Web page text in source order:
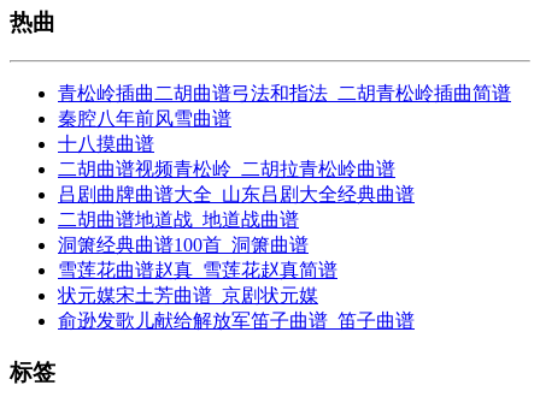
热曲
青松岭插曲二胡曲谱弓法和指法_二胡青松岭插曲简谱
秦腔八年前风雪曲谱
十八摸曲谱
二胡曲谱视频青松岭_二胡拉青松岭曲谱
吕剧曲牌曲谱大全_山东吕剧大全经典曲谱
二胡曲谱地道战_地道战曲谱
洞箫经典曲谱100首_洞箫曲谱
雪莲花曲谱赵真_雪莲花赵真简谱
状元媒宋土芳曲谱_京剧状元媒
俞逊发歌儿献给解放军笛子曲谱_笛子曲谱
标签